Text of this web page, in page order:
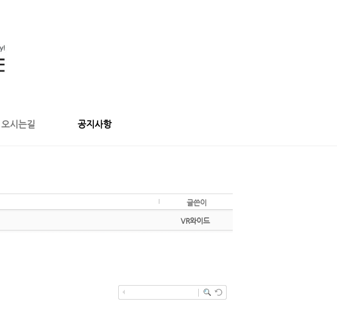
오시는길 공지사항
글쓴이
VR와이드